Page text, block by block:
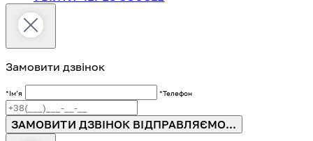
Замовити дзвінок
*Імʼя *Телефон
ЗАМОВИТИ ДЗВІНОК ВІДПРАВЛЯЄМО...